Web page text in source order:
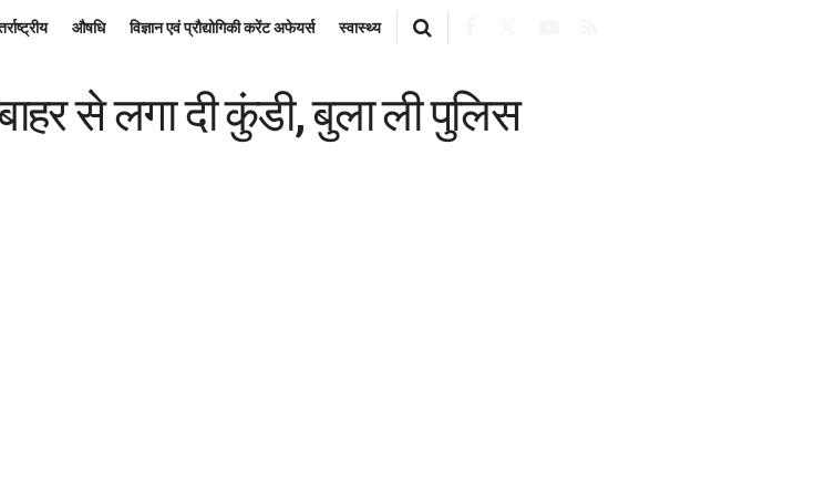
औषधि विज्ञान एवं प्रौद्योगिकी करेंट अफेयर्स स्वास्थ्य
से लगा दी कुंडी, बुला ली पुलिस